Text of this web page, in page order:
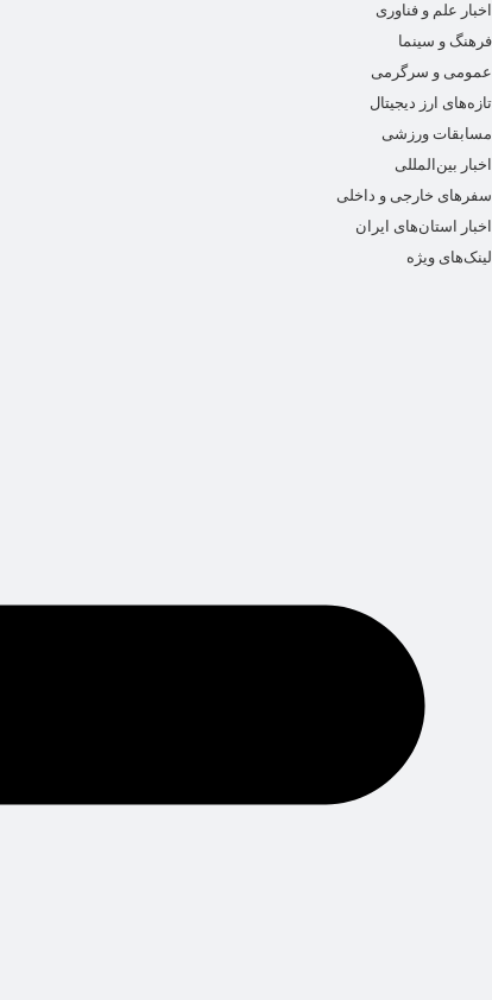
اخبار علم و فناوری
فرهنگ و سینما
عمومی و سرگرمی
تازه‌های ارز دیجیتال
مسابقات ورزشی
اخبار بین‌المللی
سفرهای خارجی و داخلی
اخبار استان‌های ایران
لینک‌های ویژه